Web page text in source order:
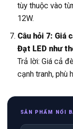
tùy thuộc vào
12W.
Câu hỏi 7: Giá
Đạt LED như
Trả lời: Giá cả
cạnh tranh, phù
SẢN PHẨM NỔI